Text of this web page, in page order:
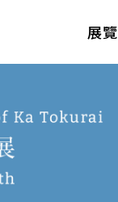
展覽